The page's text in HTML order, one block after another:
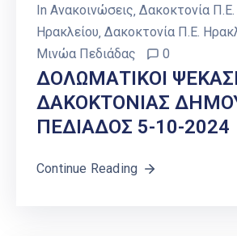
In Ανακοινώσεις Δακοκτονία Π.Ε.
Ηρακλείου Δακοκτονία Π.Ε.
Μινώα Πεδιάδας
0
ΔΟΛΩΜΑΤΙΚΟΙ
ΔΑΚΟΚΤΟΝΙΑΣ
ΠΕΔΙΑΔΟΣ 5-10-2024
Continue Reading